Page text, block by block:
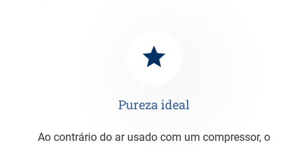
Pureza ideal
Ao contrário do ar usado com um compressor, o